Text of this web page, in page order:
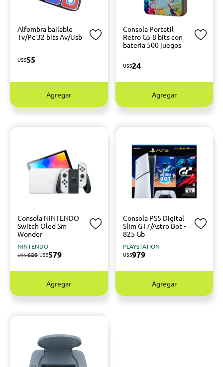
Alfombra bailable
Tv/Pc 32 bits Av/Usb
-
U$S55
Agregar
Consola Portatil
Retro G5 8 bits con
bateria 500 juegos
-
U$S24
Agregar
Consola NINTENDO
Switch Oled Sm
Wonder
NINTENDO
U$S629 U$S579
Agregar
Consola PS5 Digital
Slim GT7/Astro Bot -
825 Gb
PLAYSTATION
U$S979
Agregar